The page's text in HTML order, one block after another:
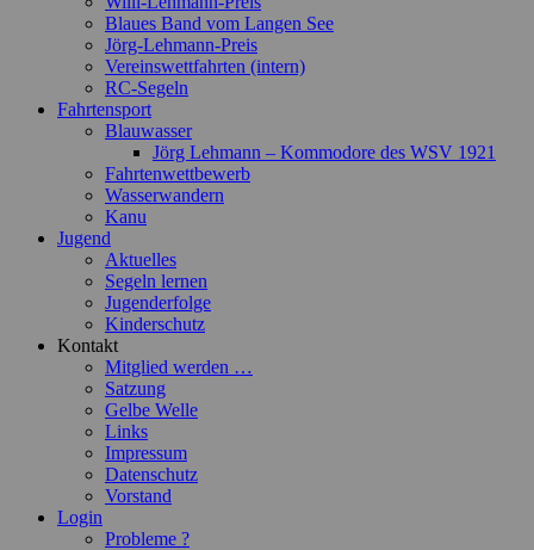
Blaues Band vom Langen See
Jörg-Lehmann-Preis
Vereinswettfahrten (intern)
RC-Segeln
Fahrtensport
Blauwasser
Jörg Lehmann – Kommodore des WSV 1921
Fahrtenwettbewerb
Wasserwandern
Kanu
Jugend
Aktuelles
Segeln lernen
Jugenderfolge
Kinderschutz
Kontakt
Mitglied werden …
Satzung
Gelbe Welle
Links
Impressum
Datenschutz
Vorstand
Login
Probleme ?